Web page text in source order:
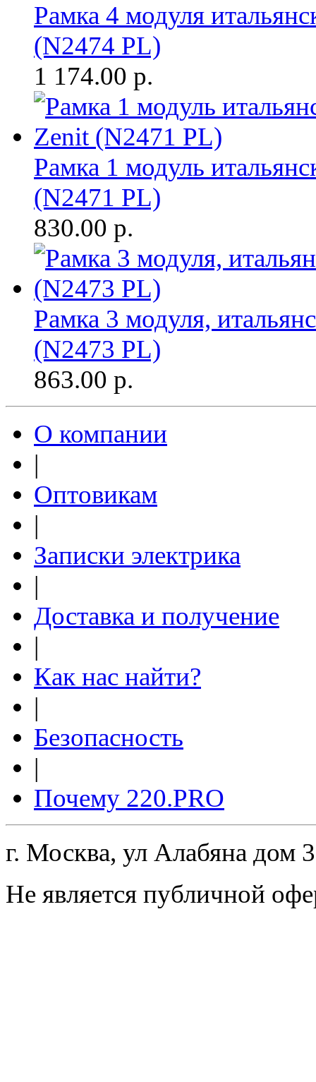
Рамка 4 модуля
(N2474 PL)
1 174.00 р.
Рамка 1 модуль
(N2471 PL)
830.00 р.
Рамка 3 модуля,
(N2473 PL)
863.00 р.
О компании
|
Оптовикам
|
Записки электрика
|
Доставка и получение
|
Как нас найти?
|
Безопасность
|
Почему 220.PRO
г. Москва, ул Алабяна дом
Не является публичной